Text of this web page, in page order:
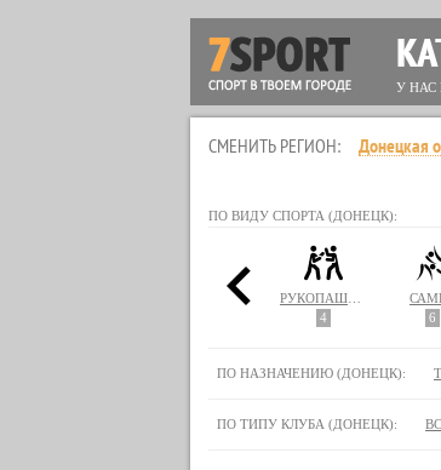
У НАС
СМЕНИТЬ РЕГИОН: Донецкая
ПО ВИДУ СПОРТА (ДОНЕЦК):
ПЛАВАНИЕ
4
6
ПО НАЗНАЧЕНИЮ (ДОНЕЦК):
ПО ТИПУ КЛУБА (ДОНЕЦК):